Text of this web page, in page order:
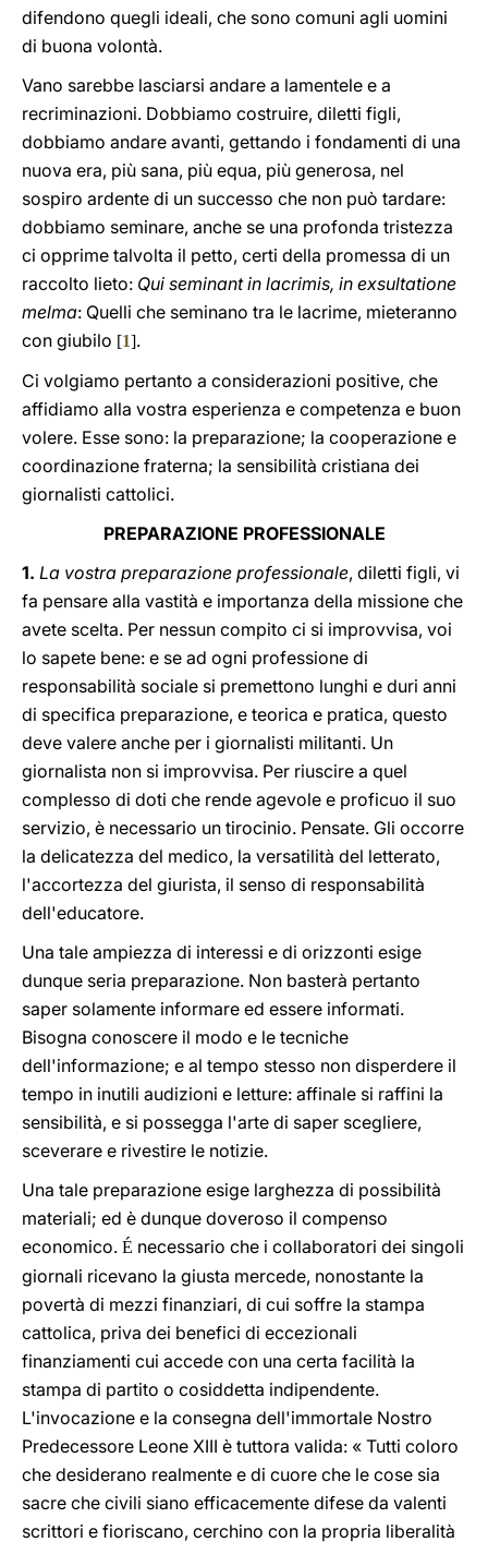
difendono quegli ideali, che sono comuni agli uomini
di buona volontà.
Vano sarebbe lasciarsi andare a lamentele e a
recriminazioni. Dobbiamo costruire, diletti figli,
dobbiamo andare avanti, gettando i fondamenti di una
nuova era, più sana, più equa, più generosa, nel
sospiro ardente di un successo che non può tardare:
dobbiamo seminare, anche se una profonda tristezza
ci opprime talvolta il petto, certi della promessa di un
raccolto lieto: Qui seminant in lacrimis, in exsultatione
melma: Quelli che seminano tra le lacrime, mieteranno
con giubilo [1].
Ci volgiamo pertanto a considerazioni positive, che
affidiamo alla vostra esperienza e competenza e buon
volere. Esse sono: la preparazione; la cooperazione e
coordinazione fraterna; la sensibilità cristiana dei
giornalisti cattolici.
PREPARAZIONE PROFESSIONALE
1. La vostra preparazione professionale, diletti figli, vi
fa pensare alla vastità e importanza della missione che
avete scelta. Per nessun compito ci si improvvisa, voi
lo sapete bene: e se ad ogni professione di
responsabilità sociale si premettono lunghi e duri anni
di specifica preparazione, e teorica e pratica, questo
deve valere anche per i giornalisti militanti. Un
giornalista non si improvvisa. Per riuscire a quel
complesso di doti che rende agevole e proficuo il suo
servizio, è necessario un tirocinio. Pensate. Gli occorre
la delicatezza del medico, la versatilità del letterato,
l'accortezza del giurista, il senso di responsabilità
dell'educatore.
Una tale ampiezza di interessi e di orizzonti esige
dunque seria preparazione. Non basterà pertanto
saper solamente informare ed essere informati.
Bisogna conoscere il modo e le tecniche
dell'informazione; e al tempo stesso non disperdere il
tempo in inutili audizioni e letture: affinale si raffini la
sensibilità, e si possegga l'arte di saper scegliere,
sceverare e rivestire le notizie.
Una tale preparazione esige larghezza di possibilità
materiali; ed è dunque doveroso il compenso
economico. É necessario che i collaboratori dei singoli
giornali ricevano la giusta mercede, nonostante la
povertà di mezzi finanziari, di cui soffre la stampa
cattolica, priva dei benefici di eccezionali
finanziamenti cui accede con una certa facilità la
stampa di partito o cosiddetta indipendente.
L'invocazione e la consegna dell'immortale Nostro
Predecessore Leone XIII è tuttora valida: « Tutti coloro
che desiderano realmente e di cuore che le cose sia
sacre che civili siano efficacemente difese da valenti
scrittori e fioriscano, cerchino con la propria liberalità